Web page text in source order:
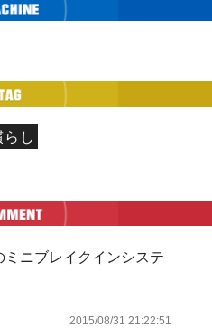
し
ミニブレイクインシステ
2015/08/31 21:22:51